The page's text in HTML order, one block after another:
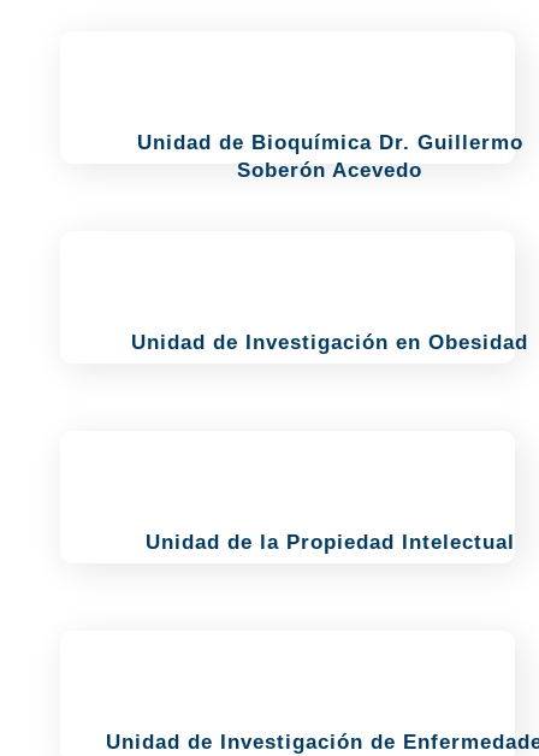
Unidad de Bioquímica Dr. Guillermo
Soberón Acevedo
Unidad de Investigación en Obesidad
Unidad de la Propiedad Intelectual
Unidad de Investigación de